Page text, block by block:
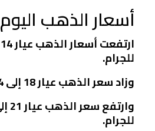
أسعار الذهب اليوم
للجرام.
وزاد سعر الذهب عيار 18 إلى 1564 جنيها للجرام.
للجرام.